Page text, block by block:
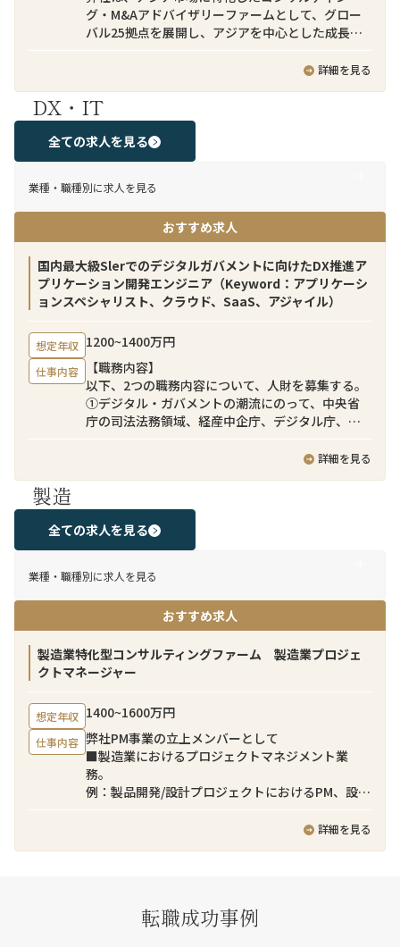
グ・M&Aアドバイザリーファームとして、グロー
バル25拠点を展開し、アジアを中心とした成長市
ます。ダイナミックなビジネス環境の中で、国境を
成長機会に富んだ職場です。
弊社のクロスボーダーM&Aチームでは日本企業側
に就くバイサイドファイナンシャルアドバイザー
ダーM&A案件を支援しています。ターゲット企業
のソーシングから、バリュエーション助言、意向
表明書の提出、法律事務所・会計事務所など外部
アドバイザーとの連携、ディールストラクチャリ
ング、契約条件の交渉、クロージングまでのM&A
プロセスを日本企業クライアントに伴走し助言す
る業務となります。
当チームには日本人のみならず、シンガポール、
台湾、インドネシア等、多国籍なメンバーが所属
しています。例えばインドネシアの案件ではイン
ドネシアチームが売り手のソーシング、売り手と
の交渉、バリュエーションモデル策定、ディール
方、本ポジションにご応募いただく方には日本企
業クライアントとのコミュニケーション（案件の
ントロール、インドネシアチームの成果物説明、
買い手意向の汲み取り等）を担当していただきま
す。クライアントとは日本語でコミュニケーショ
ンを取りつつ、チームメンバーとは英語でクライ
アントの意向を伝えつつ、チーム一体でクロスボ
ーダーM&A案件をリードしてすることを期待して
募集背景
近年、日本企業による海外事業強化は経営の優先
ームにおいても常時数十件のパイプラインが進行
しています。日本企業のクロスボーダーM&Aを支
援するためには、意思決定プロセスや期待される
コミュニケーションスタイルなど、日本企業特有
のビジネス慣習への深い理解が不可欠です。弊社
では日本企業へのM&Aアドバイザリーあるいは買
をリードできるディレクター・マネジャーレベル
の人材を新たに迎え入れ、日本企業支援体制の強
業務の魅力
■ M&A案件全体をリードできる実務経験
詳細を見る
DX・IT
全ての求人を見る
業種・職種別に求人を見る
おすすめ求人
国内最大級Slerでのデジタルガバメントに向けたDX推進ア
プリケーション開発エンジニア（Keyword：アプリケーシ
ョンスペシャリスト、クラウド、SaaS、アジャイル）
想定年収 1200~1400万円
仕事内容
【職務内容】
以下、2つの職務内容について、人財を募集する。
①デジタル・ガバメントの潮流にのって、中央省
庁の司法法務領域、経産中企庁、デジタル庁、入
アプリケーション開発技術者として、お客様のニ
（AWS、Azure、OCI、GCPなど）上で、実施す
る。
②政府情報システムのクラウド活用を推進するた
サービス上に、社会基盤を支える新たな省庁横断
のデジタルサービス（SaaS)をアプリケーション開
発技術者として、アジャイル開発等を駆使して、ア
ジリティ高く開発・提供する。
新サービス例：行政機関への手数料等の国庫金
納付をキャッシュレスで決済できるサービス
くみ」や「価値」を創造し、より豊かで調和のと
・アプリケーションスペシャリストとして、ビジ
ネス構想・検討段階から関わり、様々なシステ
ム・サービスを組み合わせることで、デジタル・
ガバメントの実現、社会基盤となるデジタルサー
・社内の技術専門チーム、APアーキテクトメン
バ、システム基盤技術者等と協業することにより
学び、スキルを向上させることができる
詳細を見る
製造
全ての求人を見る
業種・職種別に求人を見る
おすすめ求人
製造業特化型コンサルティングファーム 製造業プロジェ
クトマネージャー
想定年収 1400~1600万円
仕事内容 弊社PM事業の立上メンバーとして
■製造業におけるプロジェクトマネジメント業
務。
例：製品開発/設計プロジェクトにおけるPM、設備
詳細を見る
転職成功事例